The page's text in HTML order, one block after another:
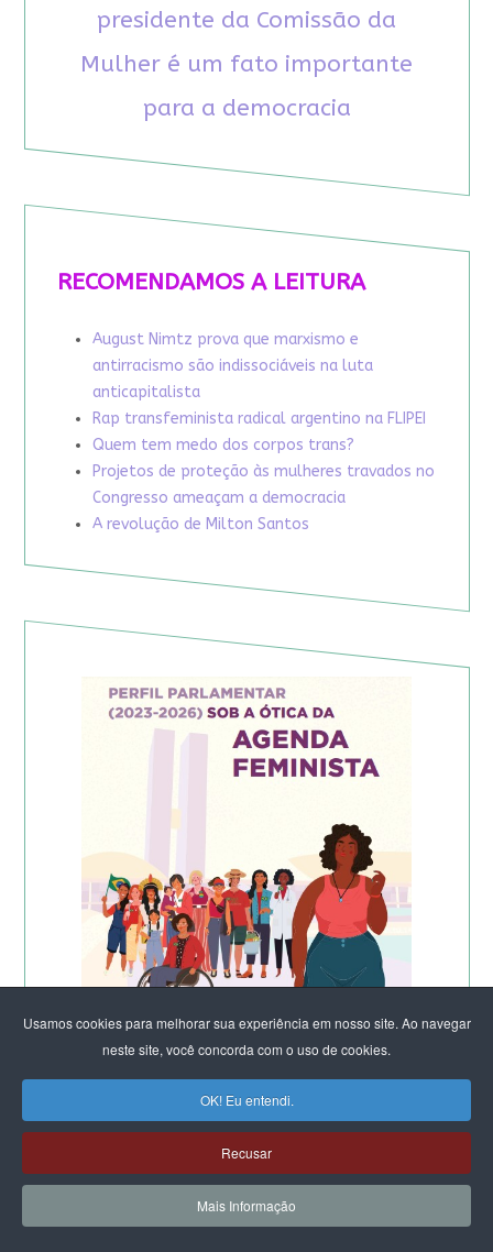
Usamos cookies para melhorar sua experiência em nosso site. Ao navegar
neste site, você concorda com o uso de cookies.
OK! Eu entendi.
Recusar
Mais Informação
presidente da Comissão da
Mulher é um fato importante
para a democracia
RECOMENDAMOS A LEITURA
August Nimtz prova que marxismo e
antirracismo são indissociáveis na luta
anticapitalista
Rap transfeminista radical argentino na FLIPEI
Quem tem medo dos corpos trans?
Projetos de proteção às mulheres travados no
Congresso ameaçam a democracia
A revolução de Milton Santos